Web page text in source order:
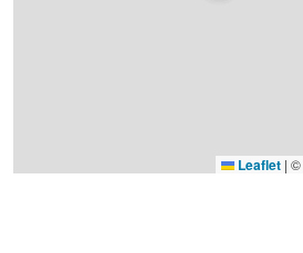
Leaflet | ©